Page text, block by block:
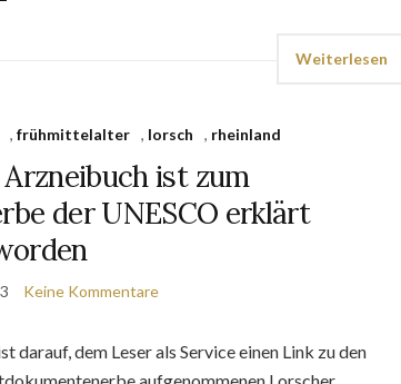
Weiterlesen
, frühmittelalter , lorsch , rheinland
ist zum
der UNESCO erklärt
Keine Kommentare
dem Leser als Service einen Link zu den